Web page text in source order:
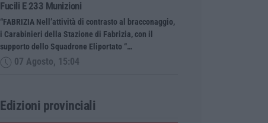
Fucili E 233 Munizioni
“FABRIZIA Nell’attività di contrasto al bracconaggio,
i Carabinieri della Stazione di Fabrizia, con il
supporto dello Squadrone Eliportato “…
07 Agosto, 15:04
Edizioni provinciali